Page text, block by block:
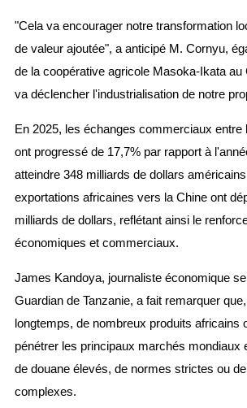
"Cela va encourager notre transformation
de valeur ajoutée", a anticipé M. Cornyu,
de la coopérative agricole Masoka-Ikata au
va déclencher l'industrialisation de notre
En 2025, les échanges commerciaux entre
ont progressé de 17,7% par rapport à
atteindre 348 milliards de dollars
exportations africaines vers la Chine ont
milliards de dollars, reflétant ainsi le
économiques et commerciaux.
James Kandoya, journaliste économique
Guardian de Tanzanie, a fait remarquer
longtemps, de nombreux produits africains
pénétrer les principaux marchés mondiaux
de douane élevés, de normes strictes ou
complexes.